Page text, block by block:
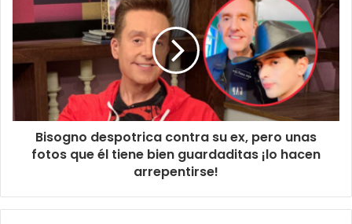
Bisogno despotrica contra su ex, pero unas
fotos que él tiene bien guardaditas ¡lo hacen
arrepentirse!